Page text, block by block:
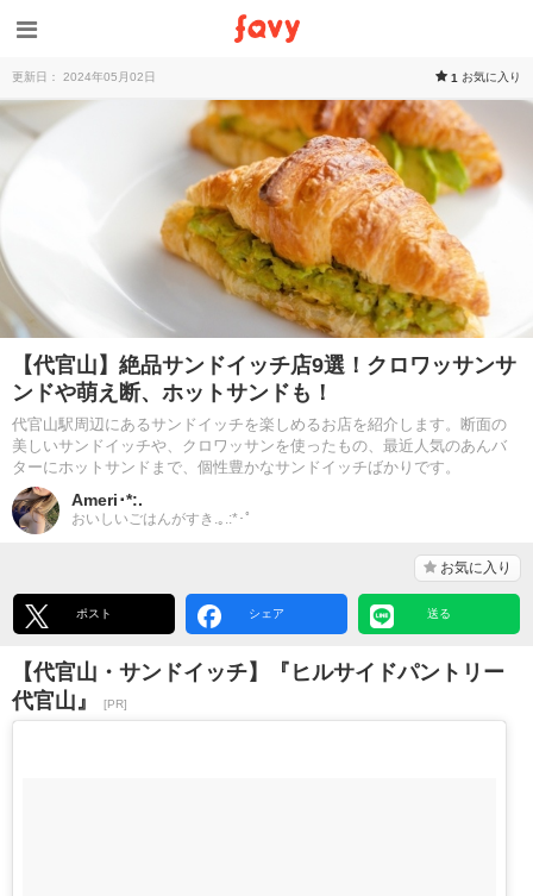
更新日： 2024年05月02日 1 お気に入り
【代官山】絶品サンドイッチ店9選！クロワッサンサ
ンドや萌え断、ホットサンドも！
代官山駅周辺にあるサンドイッチを楽しめるお店を紹介します。断面の
美しいサンドイッチや、クロワッサンを使ったもの、最近人気のあんバ
ターにホットサンドまで、個性豊かなサンドイッチばかりです。
Ameri･*:.
おいしいごはんがすき.｡.:*･ﾟ
お気に入り
ポスト シェア 送る
【代官山・サンドイッチ】『ヒルサイドパントリー
代官山』
[PR]